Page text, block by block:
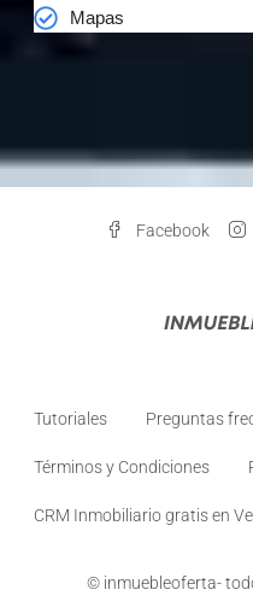
Mapas
Facebook
Tutoriales Preguntas
Términos y Condiciones
CRM Inmobiliario gratis en
© inmuebleoferta-